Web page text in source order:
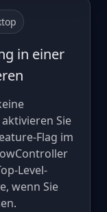
in einer
Sie
Flag im
Level-
wenn Sie